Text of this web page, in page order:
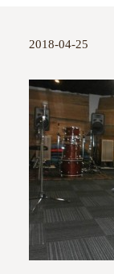
2018-04-25